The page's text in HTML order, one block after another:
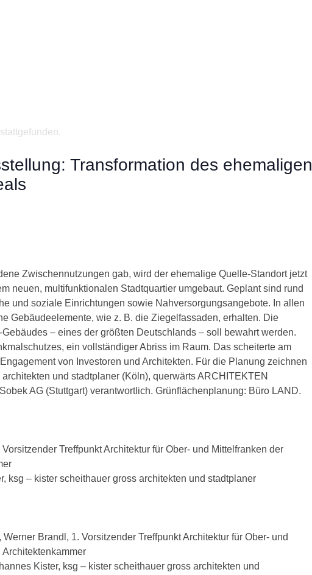
Transformation des ehemaligen
Zwischennutzungen gab, wird der ehemalige Quelle-Standort jetzt
neuen, multifunktionalen Stadtquartier umgebaut. Geplant sind rund
und soziale Einrichtungen sowie Nahversorgungsangebote. In allen
Gebäudeelemente, wie z. B. die Ziegelfassaden, erhalten. Die
– eines der größten Deutschlands – soll bewahrt werden.
ein vollständiger Abriss im Raum. Das scheiterte am
von Investoren und Architekten. Für die Planung zeichnen
und stadtplaner (Köln), querwärts ARCHITEKTEN
AG (Stuttgart) verantwortlich. Grünflächenplanung: Büro LAND.
Treffpunkt Architektur für Ober- und Mittelfranken der
ksg – kister scheithauer gross architekten und stadtplaner
Brandl, 1. Vorsitzender Treffpunkt Architektur für Ober- und
Kister, ksg – kister scheithauer gross architekten und